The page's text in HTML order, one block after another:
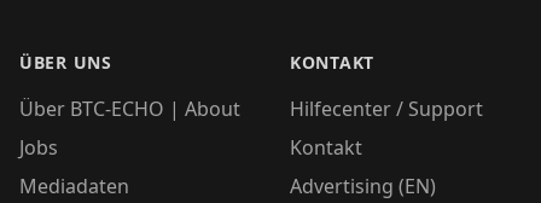
ÜBER UNS
Über BTC-ECHO | About
Jobs
Mediadaten
KONTAKT
Hilfecenter / Support
Kontakt
Advertising (EN)